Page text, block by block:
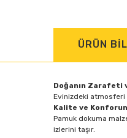
ÜRÜN
Doğanın Zarafeti
Evinizdeki atmosferi
Kalite ve
Pamuk dokuma
izlerini taşır.